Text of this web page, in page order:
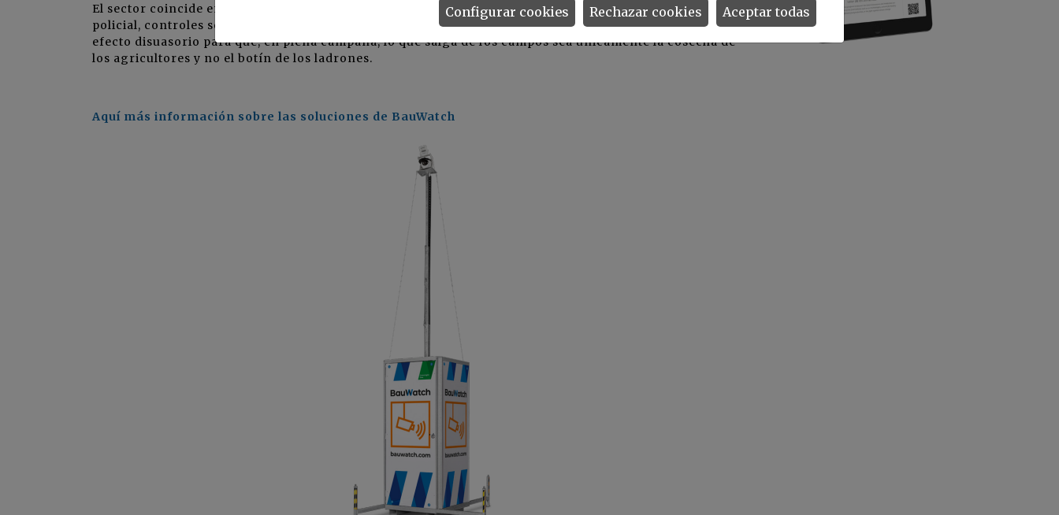
El sector coincide en que no existe una solución única, pero sí un camino claro: combinar vigilancia
policial, controles sobre la comercialización de fruta y nuevas tecnologías de detección temprana y
efecto disuasorio para que, en plena campaña, lo que salga de los campos sea únicamente la cosecha de
los agricultores y no el botín de los ladrones.
Aquí más información sobre las soluciones de BauWatch
Aceptar todas
Rechazar cookies
Configurar cookies